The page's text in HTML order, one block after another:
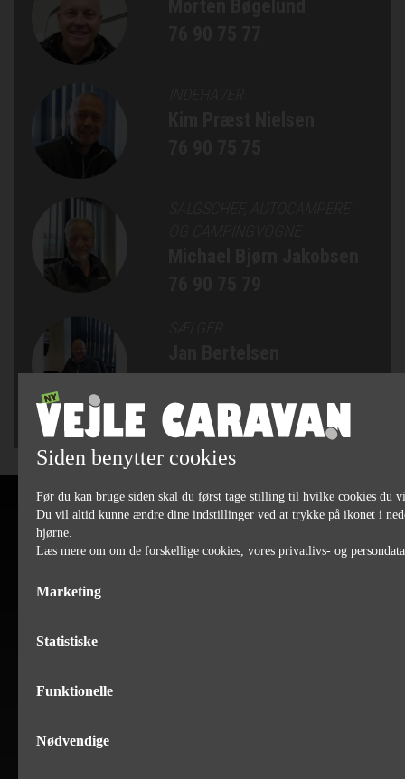
75 82 84 22
Siden benytter cookies
Før du kan bruge siden skal du først tage stilling til hvilke cookies du
Du vil altid kunne ændre dine indstillinger ved at trykke på ikonet i
hjørne.
Læs mere om om de forskellige cookies, vores privatlivs- og
Marketing
Statistiske
Funktionelle
Nødvendige